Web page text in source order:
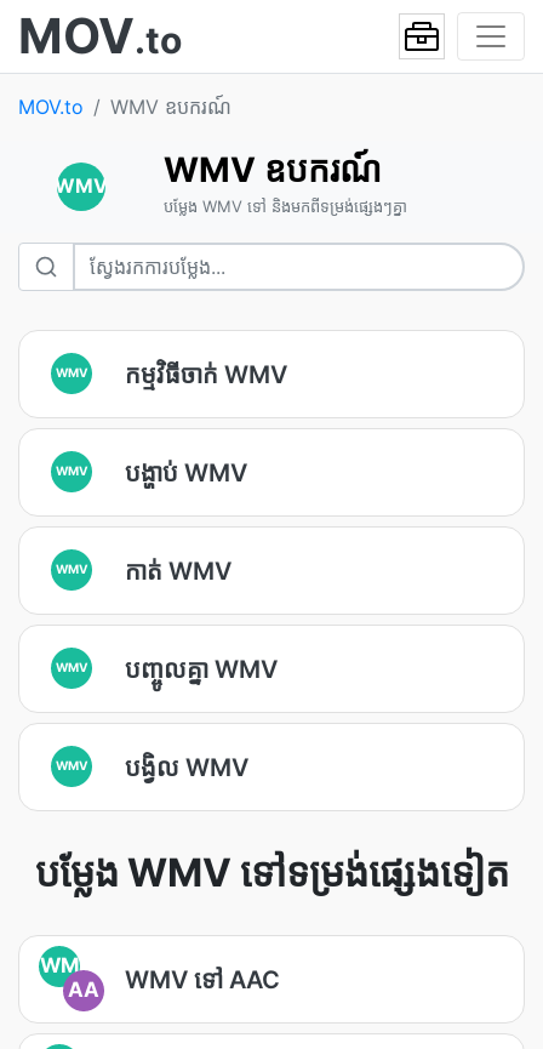
MOV.to
MOV.to WMV ឧបករណ៍
WMV WMV ឧបករណ៍
បម្លែង WMV ទៅ និងមកពីទម្រង់ផ្សេងៗគ្នា
WMV កម្មវិធីចាក់ WMV
WMV បង្ហាប់ WMV
WMV កាត់ WMV
WMV បញ្ចូល​គ្នា WMV
WMV បង្វិល WMV
បម្លែង WMV ទៅទម្រង់ផ្សេងទៀត
WM
AA
WMV ទៅ AAC